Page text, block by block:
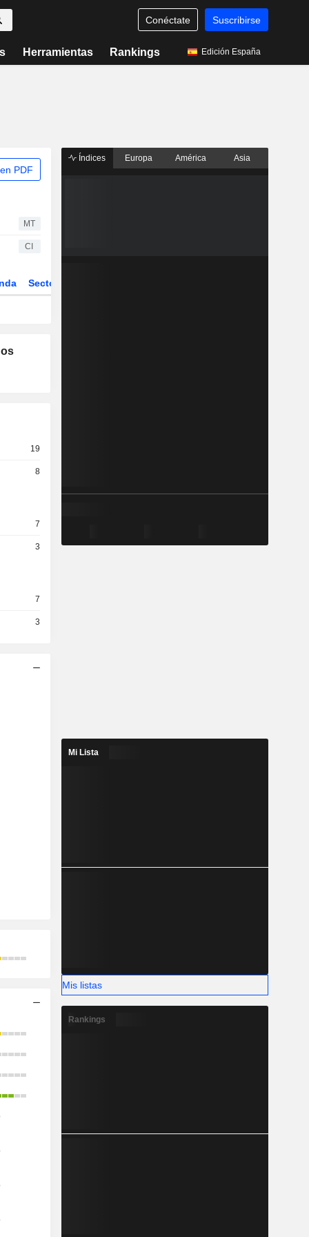
Conéctate Suscribirse
Herramientas Rankings Edición España
PDF
MT
CI
Sector
19
8
7
3
7
3
Índices Europa América Asia
Mi Lista
Mis listas
Rankings